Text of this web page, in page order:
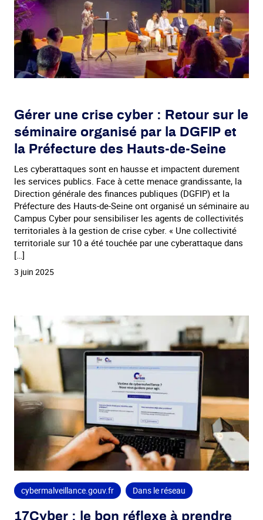
Gérer une crise cyber : Retour sur le
séminaire organisé par la DGFIP et
la Préfecture des Hauts-de-Seine
Les cyberattaques sont en hausse et impactent durement
les services publics. Face à cette menace grandissante, la
Direction générale des finances publiques (DGFIP) et la
Préfecture des Hauts-de-Seine ont organisé un séminaire au
Campus Cyber pour sensibiliser les agents de collectivités
territoriales à la gestion de crise cyber. « Une collectivité
territoriale sur 10 a été touchée par une cyberattaque dans
[…]
3 juin 2025
cybermalveillance.gouv.fr Dans le réseau
17Cyber : le bon réflexe à prendre